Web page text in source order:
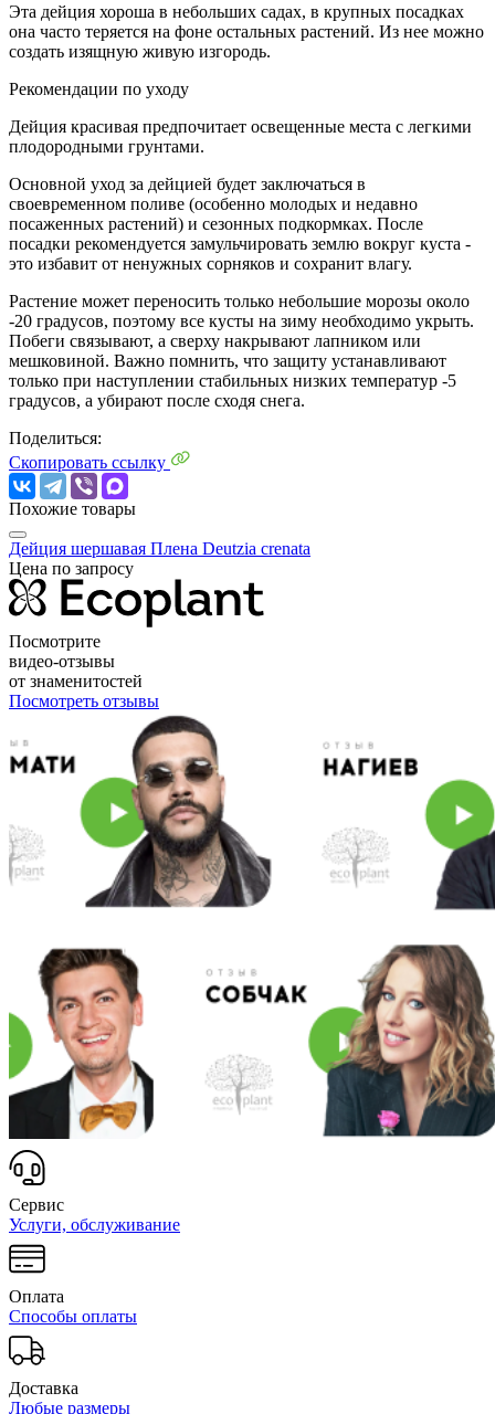
Эта дейция хороша в небольших садах, в крупных посадках
она часто теряется на фоне остальных растений. Из нее можно
создать изящную живую изгородь.
Рекомендации по уходу
Дейция красивая предпочитает освещенные места с легкими
плодородными грунтами.
Основной уход за дейцией будет заключаться в
своевременном поливе (особенно молодых и недавно
посаженных растений) и сезонных подкормках. После
посадки рекомендуется замульчировать землю вокруг куста -
это избавит от ненужных сорняков и сохранит влагу.
Растение может переносить только небольшие морозы около
-20 градусов, поэтому все кусты на зиму необходимо укрыть.
Побеги связывают, а сверху накрывают лапником или
мешковиной. Важно помнить, что защиту устанавливают
только при наступлении стабильных низких температур -5
градусов, а убирают после сходя снега.
Поделиться:
Скопировать ссылку
Похожие товары
Дейция шершавая Плена Deutzia crenata
Цена по запросу
Посмотрите
видео-отзывы
от знаменитостей
Посмотреть отзывы
Сервис
Услуги, обслуживание
Оплата
Способы оплаты
Доставка
Любые размеры